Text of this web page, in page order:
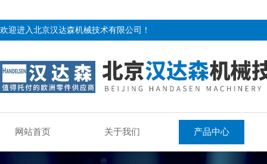
欢迎进入北京汉达森机械技术有限公司！
网站首页 关于我们 产品中心